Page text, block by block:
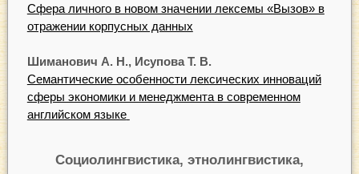
Сфера личного в новом значении лексемы «Вызов» в
отражении корпусных данных
Шиманович А. Н., Исупова Т. В.
Семантические особенности лексических инноваций
сферы экономики и менеджмента в современном
английском языке
Социолингвистика, этнолингвистика,